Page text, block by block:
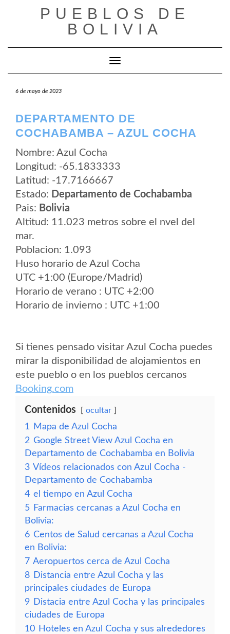
PUEBLOS DE
BOLIVIA
Cambiar modo de navegación
6 de mayo de 2023
DEPARTAMENTO DE
COCHABAMBA – AZUL COCHA
Nombre: Azul Cocha
Longitud: -65.1833333
Latitud: -17.7166667
Estado: Departamento de Cochabamba
Pais: Bolivia
Altitud: 11.023 metros sobre el nvel del
mar.
Poblacion: 1.093
Huso horario de Azul Cocha
UTC +1:00 (Europe/Madrid)
Horario de verano : UTC +2:00
Horario de invierno : UTC +1:00
Si tienes pensado visitar Azul Cocha puedes
mirar la disponibilidad de alojamientos en
este pueblo o en los pueblos cercanos
Booking.com
Contenidos ocultar
1
Mapa de Azul Cocha
2 Google Street View Azul Cocha en
Departamento de Cochabamba en Bolivia
3 Vídeos relacionados con Azul Cocha -
Departamento de Cochabamba
4 el tiempo en Azul Cocha
5 Farmacias cercanas a Azul Cocha en
Bolivia:
6 Centos de Salud cercanas a Azul Cocha
en Bolivia:
7 Aeropuertos cerca de Azul Cocha
8 Distancia entre Azul Cocha y las
principales ciudades de Europa
9 Distacia entre Azul Cocha y las principales
ciudades de Europa
10 Hoteles en Azul Cocha y sus alrededores